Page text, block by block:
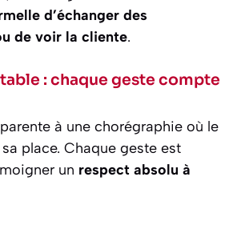
d’échanger des
de voir la cliente.
: chaque geste compte
à une chorégraphie où le
sa place. Chaque geste est
un respect absolu à